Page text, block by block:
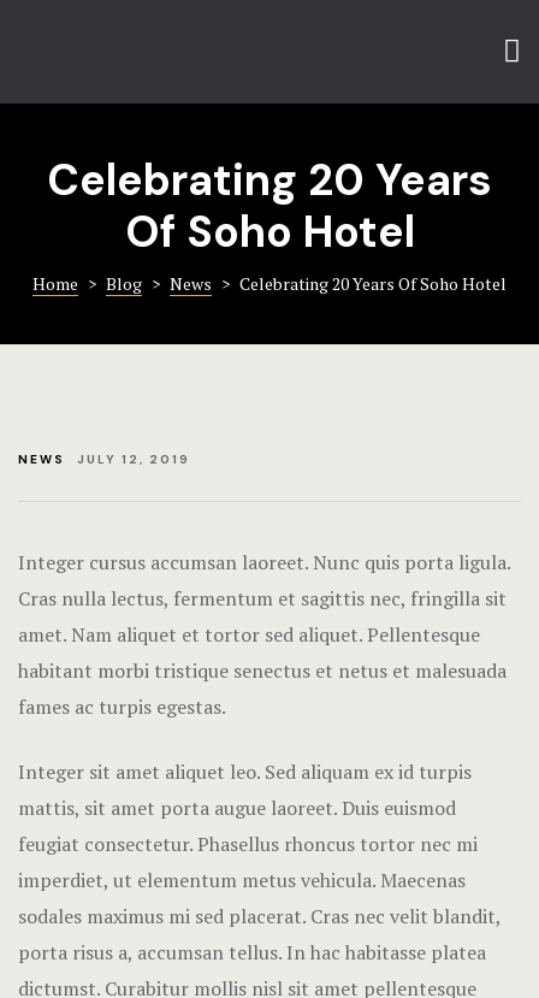
Single
Amenities
Blog
Single Post
Pages
Offers
Celebrating 20 Years
Of Soho Hotel
Home > Blog > News > Celebrating 20 Years Of Soho Hotel
NEWS JULY 12, 2019
Integer cursus accumsan laoreet. Nunc quis porta ligula.
Cras nulla lectus, fermentum et sagittis nec, fringilla sit
amet. Nam aliquet et tortor sed aliquet. Pellentesque
habitant morbi tristique senectus et netus et malesuada
fames ac turpis egestas.
Integer sit amet aliquet leo. Sed aliquam ex id turpis
mattis, sit amet porta augue laoreet. Duis euismod
feugiat consectetur. Phasellus rhoncus tortor nec mi
imperdiet, ut elementum metus vehicula. Maecenas
sodales maximus mi sed placerat. Cras nec velit blandit,
porta risus a, accumsan tellus. In hac habitasse platea
dictumst. Curabitur mollis nisl sit amet pellentesque